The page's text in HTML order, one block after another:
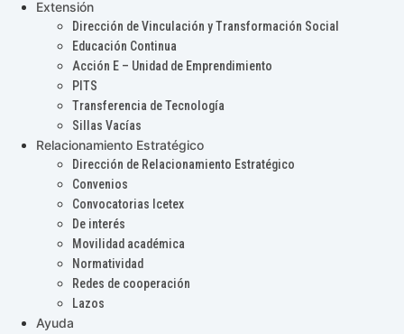
Extensión
Dirección de Vinculación y Transformación Social
Educación Continua
Acción E – Unidad de Emprendimiento
PITS
Transferencia de Tecnología
Sillas Vacías
Relacionamiento Estratégico
Dirección de Relacionamiento Estratégico
Convenios
Convocatorias Icetex
De interés
Movilidad académica
Normatividad
Redes de cooperación
Lazos
Ayuda